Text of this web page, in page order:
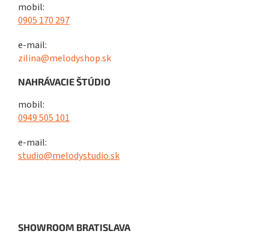
mobil:
0905 170 297
e-mail:
zilina@melodyshop.sk
NAHRÁVACIE ŠTÚDIO
mobil:
0949 505 101
e-mail:
studio@melodystudio.sk
SHOWROOM BRATISLAVA